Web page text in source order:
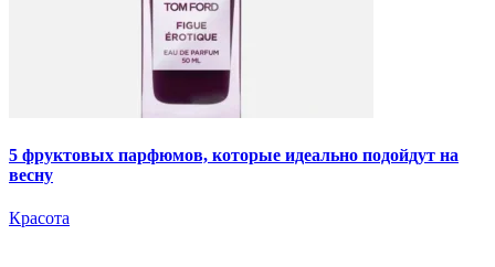
5 фруктовых парфюмов, которые идеально подойдут на
весну
Красота